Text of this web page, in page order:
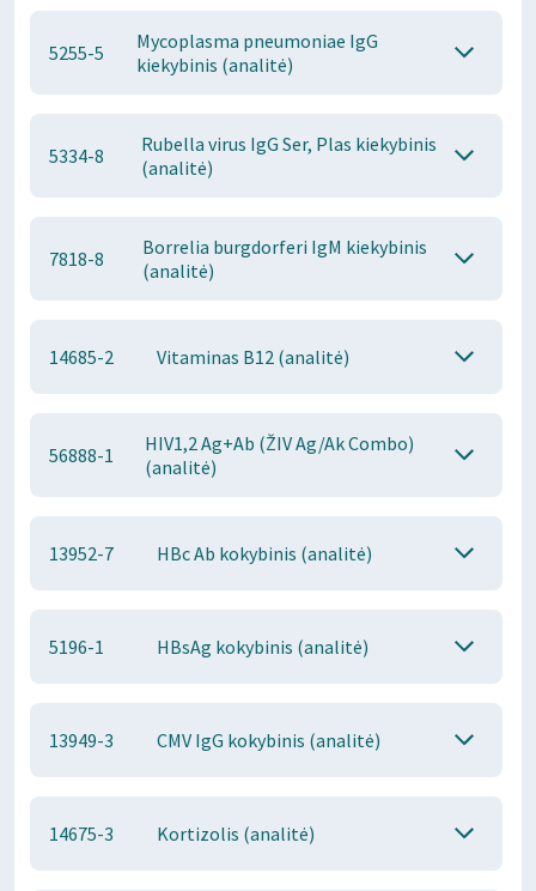
5255-5
Mycoplasma pneumoniae IgG
kiekybinis (analitė)
5334-8
Rubella virus IgG Ser, Plas kiekybinis
(analitė)
7818-8
Borrelia burgdorferi IgM kiekybinis
(analitė)
14685-2 Vitaminas B12 (analitė)
56888-1
HIV1,2 Ag+Ab (ŽIV Ag/Ak Combo)
(analitė)
13952-7 HBc Ab kokybinis (analitė)
5196-1 HBsAg kokybinis (analitė)
13949-3 CMV IgG kokybinis (analitė)
14675-3 Kortizolis (analitė)